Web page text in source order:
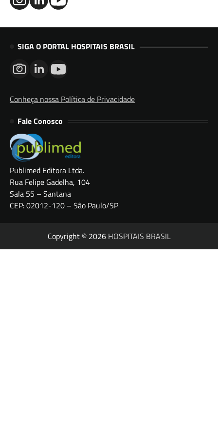
SIGA O PORTAL HOSPITAIS BRASIL
Conheça nossa Política de Privacidade
Fale Conosco
Publimed Editora Ltda.
Rua Felipe Gadelha, 104
Sala 55 – Santana
CEP: 02012-120 – São Paulo/SP
Copyright © 2026 HOSPITAIS BRASIL